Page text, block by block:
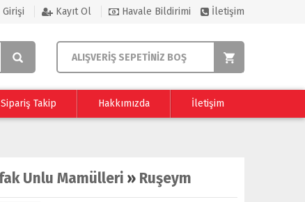
Girişi Kayıt Ol Havale Bildirimi İletişim
ALIŞVERİŞ SEPETİNİZ BOŞ
Sipariş Takip Hakkımızda İletişim
Unlu Mamülleri » Ruşeym